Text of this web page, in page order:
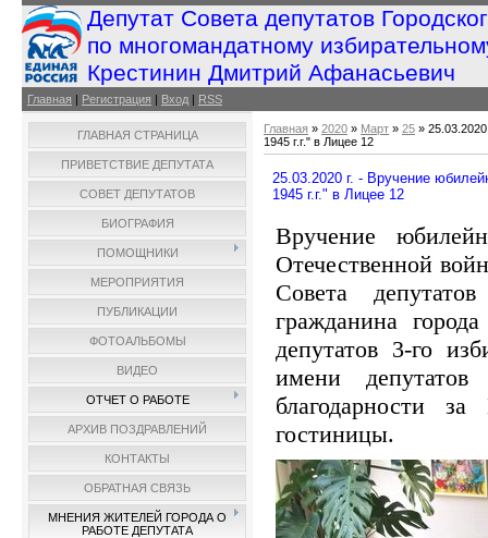
Депутат Совета депутатов
по многомандатному
Крестинин Дмитрий Афанасьевич
Главная | Регистрация | Вход | RSS
ГЛАВНАЯ СТРАНИЦА
ПРИВЕТСТВИЕ ДЕПУТАТА
СОВЕТ ДЕПУТАТОВ
БИОГРАФИЯ
ПОМОЩНИКИ
МЕРОПРИЯТИЯ
ПУБЛИКАЦИИ
ФОТОАЛЬБОМЫ
ВИДЕО
ОТЧЕТ О РАБОТЕ
АРХИВ ПОЗДРАВЛЕНИЙ
КОНТАКТЫ
ОБРАТНАЯ СВЯЗЬ
МНЕНИЯ ЖИТЕЛЕЙ ГОРОДА О
РАБОТЕ ДЕПУТАТА
Главная » 2020 » Март » 25 »
1945 г.г." в Лицее 12
25.03.2020 г. - Вручение
1945 г.г." в Лицее 12
Вручение
Отечественной
Совета
гражданина
депутатов 3-го
имени
благодарности
гостиницы.